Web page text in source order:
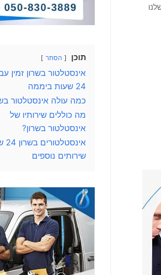
תוכן הסתר
אינסטלטור בשרון זמין
24 שעות ביממה
כמה עולה אינסטלטור
מה כוללים שירותיו של
אינסטלטור בשרון?
שירותים נוספים